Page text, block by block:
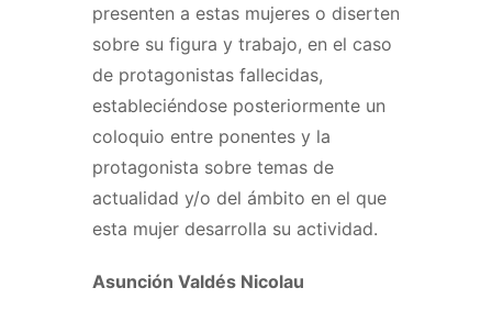
presenten a estas mujeres o diserten
sobre su figura y trabajo, en el caso
de protagonistas fallecidas,
estableciéndose posteriormente un
coloquio entre ponentes y la
protagonista sobre temas de
actualidad y/o del ámbito en el que
esta mujer desarrolla su actividad.
Asunción Valdés Nicolau